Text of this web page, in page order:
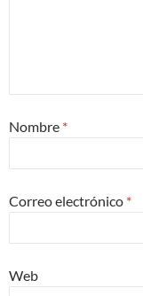
Nombre *
Correo electrónico *
Web